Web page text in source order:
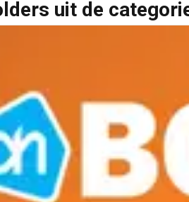
uit de